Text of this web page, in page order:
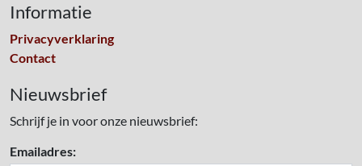
Informatie
Privacyverklaring
Contact
Nieuwsbrief
Schrijf je in voor onze nieuwsbrief:
Emailadres: